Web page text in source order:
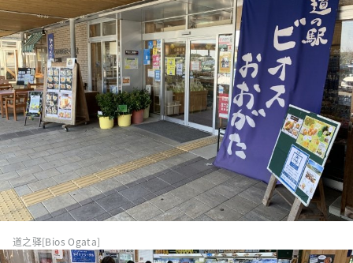
道之驿[Bios Ogata]